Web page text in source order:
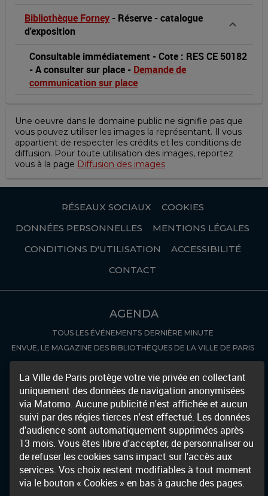
Bibliothèque Forney - Réserve -catalogue
d'exposition
Consultable immédiatement -Cote : RES CE 50182
-A consulter sur place - Demande de
communication sur place
Une oeuvre dans le domaine public ne signifie pas que
vous pouvez utiliser les images la représentant. Il vous
appartient de respecter les crédits et les conditions de
diffusion. Pour toute utilisation des images, reportez
vous à la page Diffusion des images
RÉSEAUX SOCIAUX
COOKIES
DONNÉES PERSONNELLES
MENTIONS LÉGALES
CONDITIONS D'UTILISATION
ACCESSIBILITÉ
CONTACT
AGENDA
TOUS LES ÉVÉNEMENTS DERNIÈRE MINUTE
ENVUE, LE MAGAZINE DES BIBLIOTHÈQUES DE LA VILLE DE PARIS
COLLECTIONS NUMÉRISÉES
RÉCEMMENT NUMÉRISÉ AUTRES BIBLIOTHÈQUES NUMÉRIQUES
DÉCOUVERTE
FOCUS NOUVEAUTÉS
ARCHIVES & MANUSCRITS
LES INVENTAIRES FOCUS ARCHIVES
La Ville de Paris protège votre vie privée en collectant
uniquement des données de navigation anonymisées
via Matomo. Aucune publicité n'est affichée et aucun
suivi par des régies tierces n'est effectué. Les données
d'audience sont automatiquement supprimées après
13 mois. Vous êtes libre d'accepter, de personnaliser ou
de refuser les cookies sans impact sur l'accès aux
services. Vos choix restent modifiables à tout moment
via le bouton « Cookies » en bas à gauche des pages.